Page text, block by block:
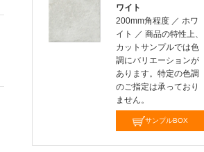
ワイト
200mm角程度 ／ ホワ
イト
／ 商品の特性上、
カットサンプルでは色
調にバリエーションが
あります。特定の色調
のご指定は承っており
ません。
サンプルBOX